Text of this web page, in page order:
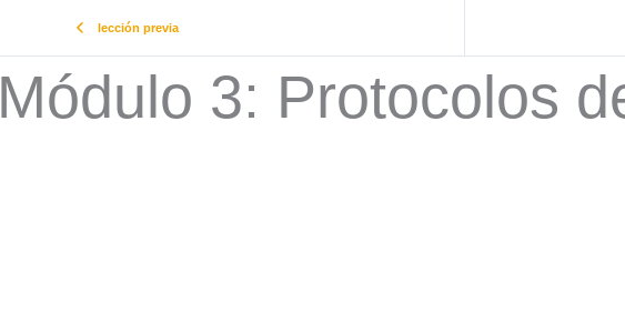
lección previa
Módulo 3: Protocolos